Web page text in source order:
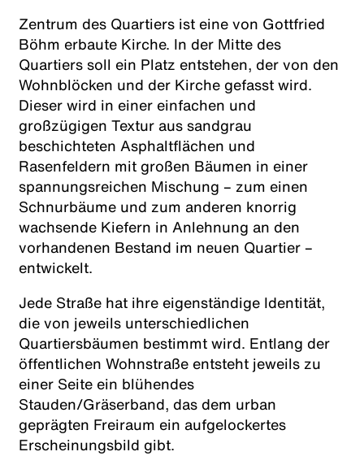
Zentrum des Quartiers ist eine von Gottfried
Böhm erbaute Kirche. In der Mitte des
Quartiers soll ein Platz entstehen, der von den
Wohnblöcken und der Kirche gefasst wird.
Dieser wird in einer einfachen und
großzügigen Textur aus sandgrau
beschichteten Asphaltflächen und
Rasenfeldern mit großen Bäumen in einer
spannungsreichen Mischung – zum einen
Schnurbäume und zum anderen knorrig
wachsende Kiefern in Anlehnung an den
vorhandenen Bestand im neuen Quartier –
entwickelt.
Jede Straße hat ihre eigenständige Identität,
die von jeweils unterschiedlichen
Quartiersbäumen bestimmt wird. Entlang der
öffentlichen Wohnstraße entsteht jeweils zu
einer Seite ein blühendes
Stauden/Gräserband, das dem urban
geprägten Freiraum ein aufgelockertes
Erscheinungsbild gibt.